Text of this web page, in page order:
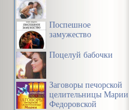
Поспешное
замужество
Поцелуй бабочки
Заговоры печорской
целительницы Марии
Федоровской